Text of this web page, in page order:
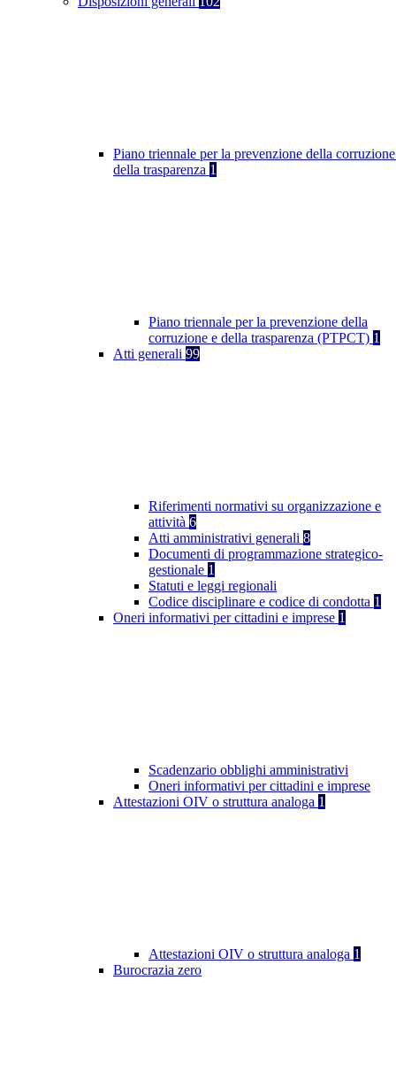
Piano triennale per la prevenzione della
della trasparenza 1
Piano triennale per la prevenzione della
corruzione e della trasparenza (PTPCT) 1
Atti generali 99
Riferimenti normativi su organizzazione e
attività 6
Atti amministrativi generali 8
Documenti di programmazione strategico-
gestionale 1
Statuti e leggi regionali
Codice disciplinare e codice di condotta 1
Oneri informativi per cittadini e imprese 1
Scadenzario obblighi amministrativi
Oneri informativi per cittadini e imprese
Attestazioni OIV o struttura analoga 1
Attestazioni OIV o struttura analoga 1
Burocrazia zero